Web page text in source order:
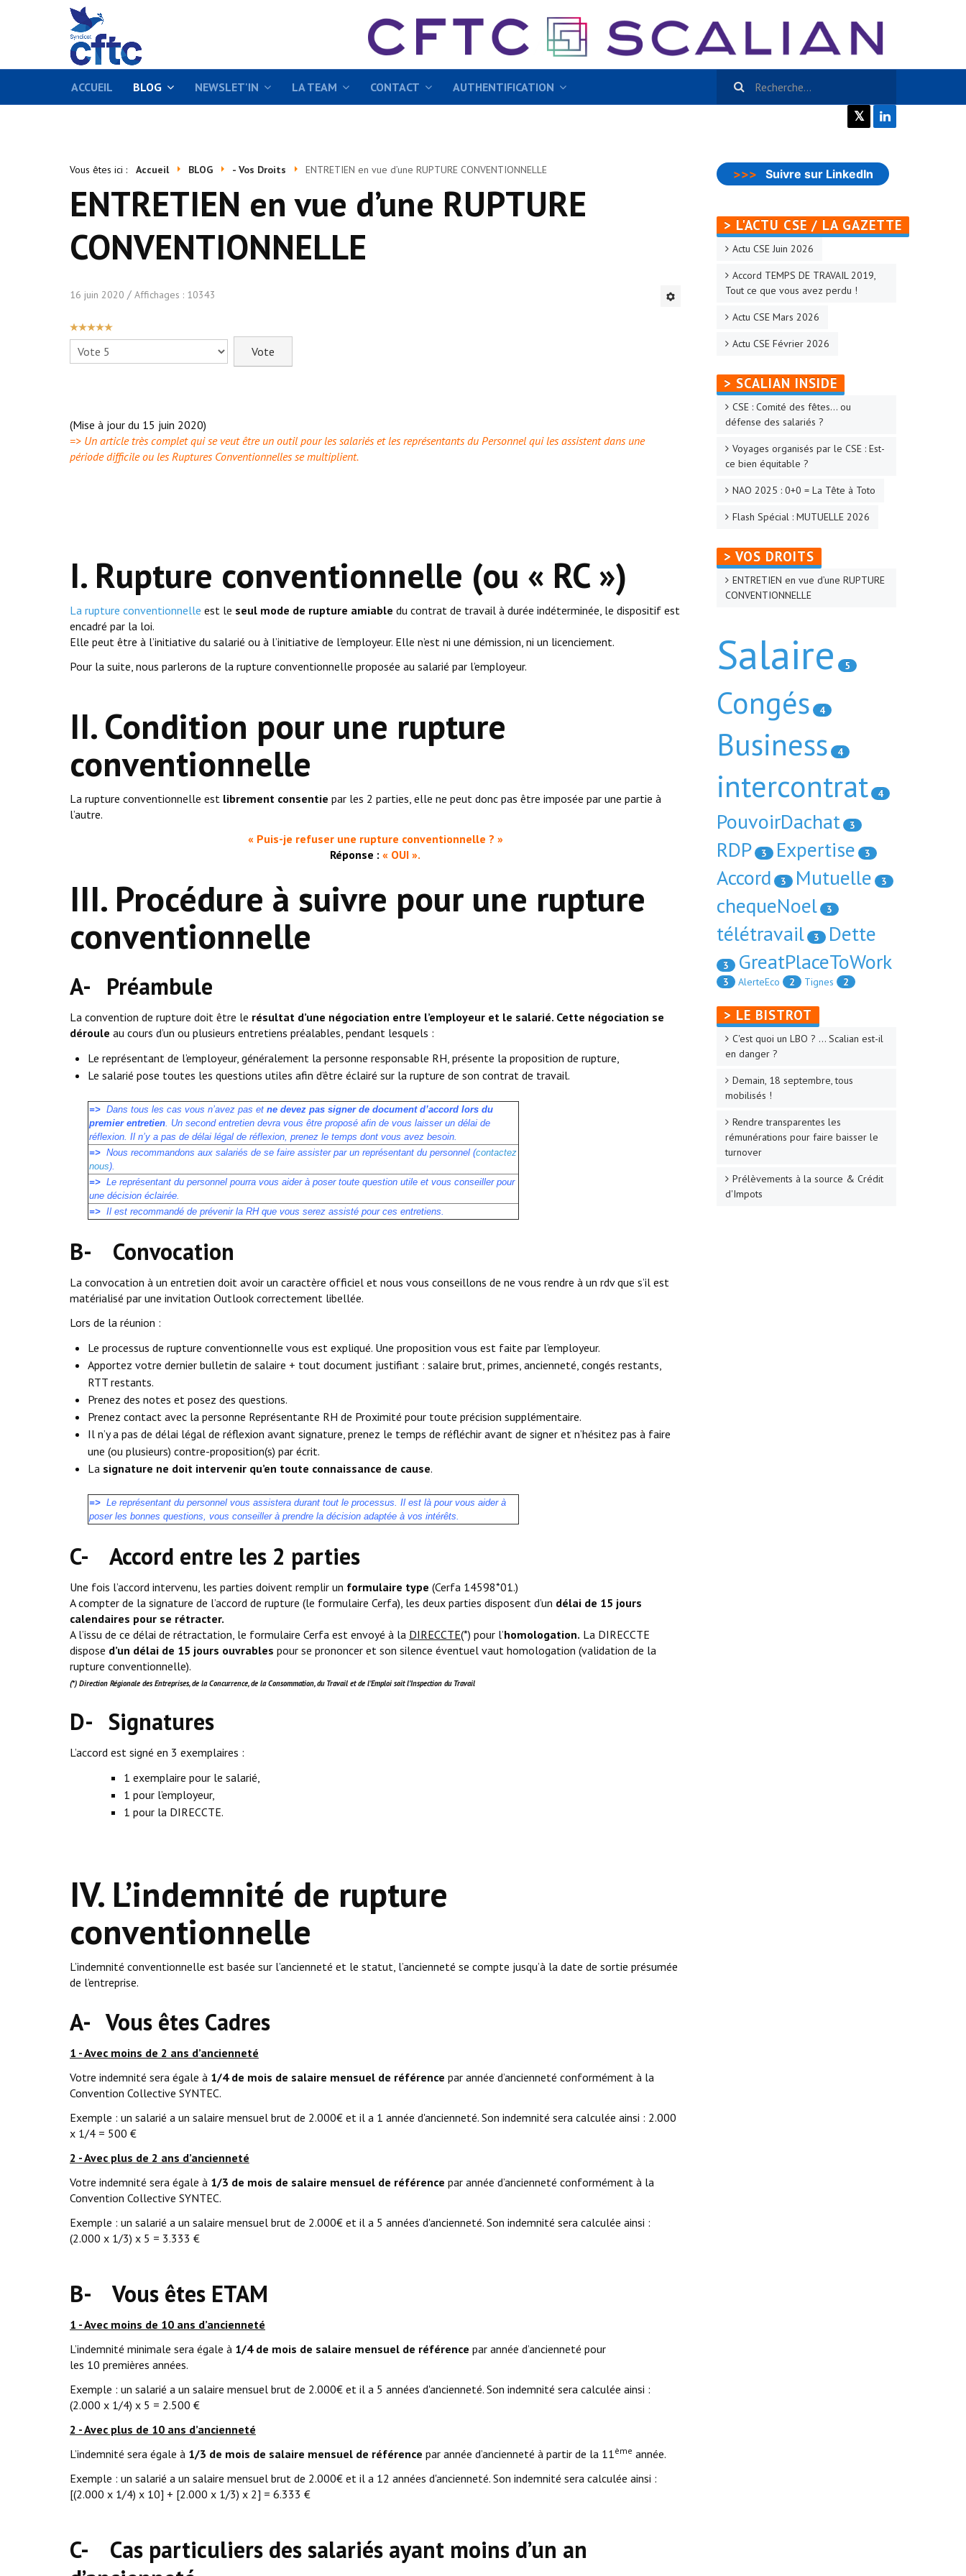
ACCUEIL BLOG NEWSLET'IN LA TEAM CONTACT AUTHENTIFICATION
𝕏
Vous êtes ici : Accueil BLOG - Vos Droits ENTRETIEN en vue d’une RUPTURE CONVENTIONNELLE
ENTRETIEN en vue d’une RUPTURE
CONVENTIONNELLE
16 juin 2020 Affichages : 10343
VOTE
UTILISATEUR:5/5
Veuillez
voter
(Mise à jour du 15 juin 2020)
=> Un article très complet qui se veut être un outil pour les salariés et les représentants du Personnel qui les assistent dans une
période difficile ou les Ruptures Conventionnelles se multiplient.
I. Rupture conventionnelle (ou « RC »)
La rupture conventionnelle est le seul mode de rupture amiable du contrat de travail à durée indéterminée, le dispositif est
encadré par la loi.
Elle peut être à l’initiative du salarié ou à l’initiative de l’employeur. Elle n’est ni une démission, ni un licenciement.
Pour la suite, nous parlerons de la rupture conventionnelle proposée au salarié par l’employeur.
II. Condition pour une rupture
conventionnelle
La rupture conventionnelle est librement consentie par les 2 parties, elle ne peut donc pas être imposée par une partie à
l’autre.
« Puis-je refuser une rupture conventionnelle ? »
Réponse : « OUI ».
III. Procédure à suivre pour une rupture
conventionnelle
A- Préambule
La convention de rupture doit être le résultat d’une négociation entre l’employeur et le salarié. Cette négociation se
déroule au cours d’un ou plusieurs entretiens préalables, pendant lesquels :
Le représentant de l’employeur, généralement la personne responsable RH, présente la proposition de rupture,
Le salarié pose toutes les questions utiles afin d’être éclairé sur la rupture de son contrat de travail.
=> Dans tous les cas vous n’avez pas et ne devez pas signer de document d’accord lors du
premier entretien. Un second entretien devra vous être proposé afin de vous laisser un délai de
réflexion. Il n’y a pas de délai légal de réflexion, prenez le temps dont vous avez besoin.
=> Nous recommandons aux salariés de se faire assister par un représentant du personnel (contactez
nous).
=> Le représentant du personnel pourra vous aider à poser toute question utile et vous conseiller pour
une décision éclairée.
=> Il est recommandé de prévenir la RH que vous serez assisté pour ces entretiens.
B- Convocation
La convocation à un entretien doit avoir un caractère officiel et nous vous conseillons de ne vous rendre à un rdv que s’il est
matérialisé par une invitation Outlook correctement libellée.
Lors de la réunion :
Le processus de rupture conventionnelle vous est expliqué. Une proposition vous est faite par l’employeur.
Apportez votre dernier bulletin de salaire + tout document justifiant : salaire brut, primes, ancienneté, congés restants,
RTT restants.
Prenez des notes et posez des questions.
Prenez contact avec la personne Représentante RH de Proximité pour toute précision supplémentaire.
Il n’y a pas de délai légal de réflexion avant signature, prenez le temps de réfléchir avant de signer et n’hésitez pas à faire
une (ou plusieurs) contre-proposition(s) par écrit.
La signature ne doit intervenir qu’en toute connaissance de cause.
=> Le représentant du personnel vous assistera durant tout le processus. Il est là pour vous aider à
poser les bonnes questions, vous conseiller à prendre la décision adaptée à vos intérêts.
C- Accord entre les 2 parties
Une fois l’accord intervenu, les parties doivent remplir un formulaire type (Cerfa 14598*01.)
A compter de la signature de l’accord de rupture (le formulaire Cerfa), les deux parties disposent d’un délai de 15 jours
calendaires pour se rétracter.
A l’issu de ce délai de rétractation, le formulaire Cerfa est envoyé à la DIRECCTE(*) pour l’homologation. La DIRECCTE
dispose d’un délai de 15 jours ouvrables pour se prononcer et son silence éventuel vaut homologation (validation de la
rupture conventionnelle).
(*) Direction Régionale des Entreprises, de la Concurrence, de la Consommation, du Travail et de l’Emploi soit l’Inspection du Travail
D- Signatures
L’accord est signé en 3 exemplaires :
1 exemplaire pour le salarié,
1 pour l’employeur,
1 pour la DIRECCTE.
IV. L’indemnité de rupture
conventionnelle
L’indemnité conventionnelle est basée sur l’ancienneté et le statut, l’ancienneté se compte jusqu’à la date de sortie présumée
de l’entreprise.
A- Vous êtes Cadres
1 - Avec moins de 2 ans d’ancienneté
Votre indemnité sera égale à 1/4 de mois de salaire mensuel de référence par année d’ancienneté conformément à la
Convention Collective SYNTEC.
Exemple : un salarié a un salaire mensuel brut de 2.000€ et il a 1 année d'ancienneté. Son indemnité sera calculée ainsi : 2.000
x 1/4 = 500 €
2 - Avec plus de 2 ans d’ancienneté
Votre indemnité sera égale à 1/3 de mois de salaire mensuel de référence par année d’ancienneté conformément à la
Convention Collective SYNTEC.
Exemple : un salarié a un salaire mensuel brut de 2.000€ et il a 5 années d'ancienneté. Son indemnité sera calculée ainsi :
(2.000 x 1/3) x 5 = 3.333 €
B- Vous êtes ETAM
1 - Avec moins de 10 ans d’ancienneté
L’indemnité minimale sera égale à 1/4 de mois de salaire mensuel de référence par année d’ancienneté pour
les 10 premières années.
Exemple : un salarié a un salaire mensuel brut de 2.000€ et il a 5 années d'ancienneté. Son indemnité sera calculée ainsi :
(2.000 x 1/4) x 5 = 2.500 €
2 - Avec plus de 10 ans d’ancienneté
L’indemnité sera égale à 1/3 de mois de salaire mensuel de référence par année d’ancienneté à partir de la 11ème année.
Exemple : un salarié a un salaire mensuel brut de 2.000€ et il a 12 années d'ancienneté. Son indemnité sera calculée ainsi :
[(2.000 x 1/4) x 10] + [2.000 x 1/3) x 2] = 6.333 €
C- Cas particuliers des salariés ayant moins d’un an
>>> Suivre sur LinkedIn
> L'ACTU CSE / LA GAZETTE
Actu CSE Juin 2026
Accord TEMPS DE TRAVAIL 2019,
Tout ce que vous avez perdu !
Actu CSE Mars 2026
Actu CSE Février 2026
> SCALIAN INSIDE
CSE : Comité des fêtes… ou
défense des salariés ?
Voyages organisés par le CSE : Est-
ce bien équitable ?
NAO 2025 : 0+0 = La Tête à Toto
Flash Spécial : MUTUELLE 2026
> VOS DROITS
ENTRETIEN en vue d’une RUPTURE
CONVENTIONNELLE
Salaire 5
Congés 4
Business 4
intercontrat 4
PouvoirDachat 3
RDP 3 Expertise 3
Accord 3 Mutuelle 3
chequeNoel 3
télétravail 3 Dette
3 GreatPlaceToWork
3 AlerteEco 2 Tignes 2
> LE BISTROT
C'est quoi un LBO ? ... Scalian est-il
en danger ?
Demain, 18 septembre, tous
mobilisés !
Rendre transparentes les
rémunérations pour faire baisser le
turnover
Prélèvements à la source & Crédit
d'Impots